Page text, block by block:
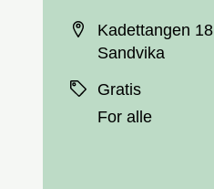
Kadettangen 18
Sandvika
Gratis
For alle